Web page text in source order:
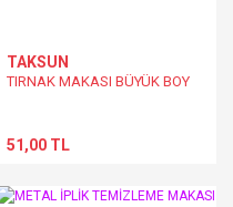
TAKSUN
TIRNAK MAKASI BÜYÜK BOY
51,00 TL